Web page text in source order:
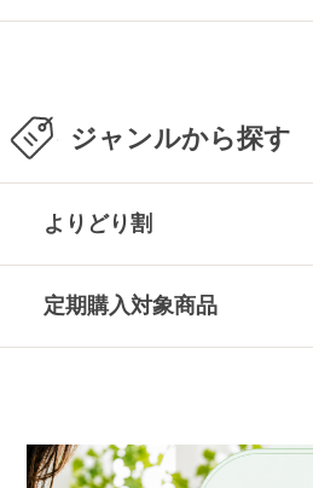
ジャンルから探す
よりどり割
定期購入対象商品